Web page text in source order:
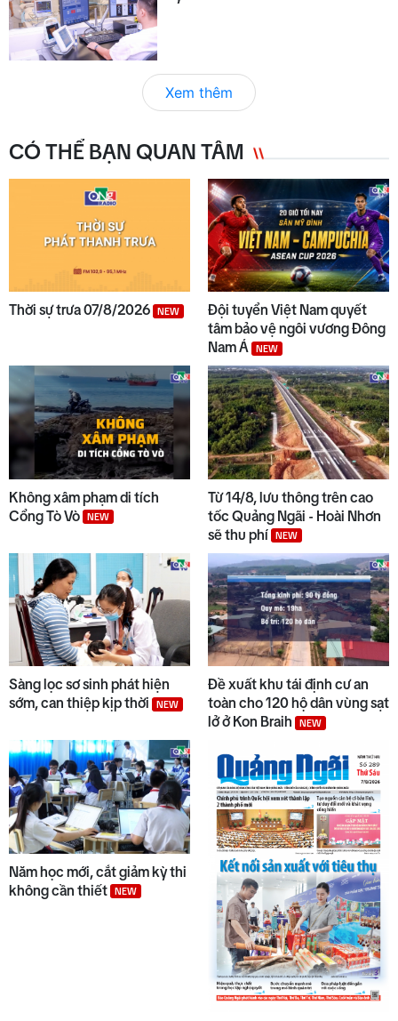
Xem thêm
CÓ THỂ BẠN QUAN TÂM
Thời sự trưa 07/8/2026 NEW
Đội tuyển Việt Nam quyết
tâm bảo vệ ngôi vương Đông
Nam Á
NEW
Không xâm phạm di tích
Cổng Tò Vò
NEW
Từ 14/8, lưu thông trên cao
tốc Quảng Ngãi - Hoài Nhơn
sẽ thu phí
NEW
Sàng lọc sơ sinh phát hiện
sớm, can thiệp kịp thời
NEW
Đề xuất khu tái định cư an
toàn cho 120 hộ dân vùng sạt
lở ở Kon Braih
NEW
Năm học mới, cắt giảm kỳ thi
không cần thiết
NEW